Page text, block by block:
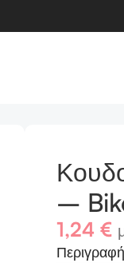
–
1,24€
Περιγραφή